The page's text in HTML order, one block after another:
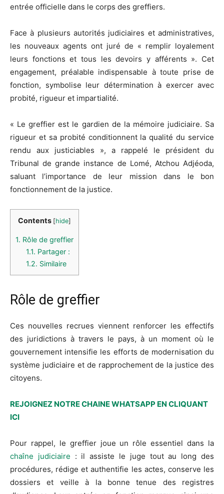
entrée officielle dans le corps des greffiers.
Face à plusieurs autorités judiciaires et administratives,
les nouveaux agents ont juré de « remplir loyalement
leurs fonctions et tous les devoirs y afférents ». Cet
engagement, préalable indispensable à toute prise de
fonction, symbolise leur détermination à exercer avec
probité, rigueur et impartialité.
« Le greffier est le gardien de la mémoire judiciaire. Sa
rigueur et sa probité conditionnent la qualité du service
rendu aux justiciables », a rappelé le président du
Tribunal de grande instance de Lomé, Atchou Adjéoda,
saluant l’importance de leur mission dans le bon
fonctionnement de la justice.
Contents [hide]
1. Rôle de greffier
1.1. Partager :
1.2. Similaire
Rôle de greffier
Ces nouvelles recrues viennent renforcer les effectifs
des juridictions à travers le pays, à un moment où le
gouvernement intensifie les efforts de modernisation du
système judiciaire et de rapprochement de la justice des
citoyens.
REJOIGNEZ NOTRE CHAINE WHATSAPP EN CLIQUANT
ICI
Pour rappel, le greffier joue un rôle essentiel dans la
chaîne judiciaire : il assiste le juge tout au long des
procédures, rédige et authentifie les actes, conserve les
dossiers et veille à la bonne tenue des registres